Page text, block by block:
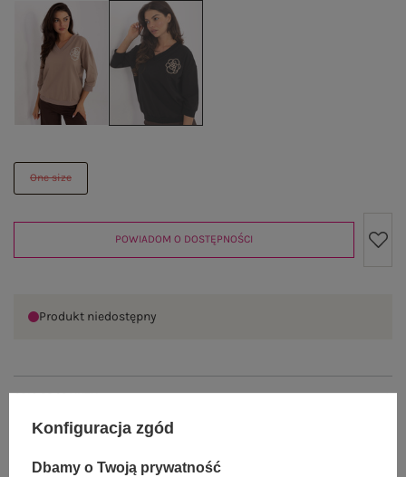
One size
POWIADOM O DOSTĘPNOŚCI
Produkt niedostępny
OPIS PRODUKTU
GŁÓWNE PARAMETRY
Konfiguracja zgód
Dbamy o Twoją prywatność